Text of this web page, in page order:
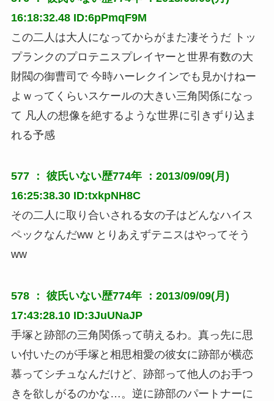
16:18:32.48 ID:6pPmqF9M
この二人は大人になってからがまた凄そうだ トッ
プランクのプロテニスプレイヤーと世界有数の大
財閥の御曹司で 今時ハーレクインでも見かけねー
よｗってくらいスケールの大きい三角関係になっ
て 凡人の想像を絶するような世界に引きずり込ま
れる予感
577 ： 彼氏いない歴774年
：2013/09/09(月)
16:25:38.30 ID:txkpNH8C
その二人に取り合いされる女の子はどんなハイス
ペックなんだww とりあえずテニスはやってそう
ww
578 ： 彼氏いない歴774年
：2013/09/09(月)
17:43:28.10 ID:3JuUNaJP
手塚と跡部の三角関係って萌えるわ。真っ先に思
い付いたのが手塚と相思相愛の彼女に跡部が横恋
慕ってシチュなんだけど、跡部って他人のお手つ
きを欲しがるのかな…。逆に跡部のパートナーに